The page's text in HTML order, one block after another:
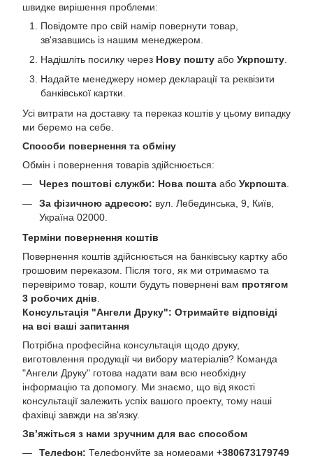
швидке вирішення проблеми:
Повідомте про свій намір повернути товар,
зв'язавшись із нашим менеджером.
Надішліть посилку через Нову пошту або Укрпошту
Надайте менеджеру номер декларації та реквізити
банківської картки.
Усі витрати на доставку та переказ коштів у цьому випадку
ми беремо на себе.
Способи повернення та обміну
Обмін і повернення товарів здійснюється:
Через поштові служби: Нова пошта або Укрпошта
За фізичною адресою: вул. Лебединська, 9, Київ,
Україна 02000.
Терміни повернення коштів
Повернення коштів здійснюється на банківську картку або
грошовим переказом. Після того, як ми отримаємо та
перевіримо товар, кошти будуть повернені вам протягом
3 робочих днів
Консультація "Ангели Друку": Отримайте відповіді
на всі ваші запитання
Потрібна професійна консультація щодо друку,
виготовлення продукції чи вибору матеріалів? Команда
"Ангели Друку" готова надати вам всю необхідну
інформацію та допомогу. Ми знаємо, що від якості
консультації залежить успіх вашого проекту, тому наші
фахівці завжди на зв'язку.
Зв’яжіться з нами зручним для вас способом
Телефон: Телефонуйте за номерами +380673179749